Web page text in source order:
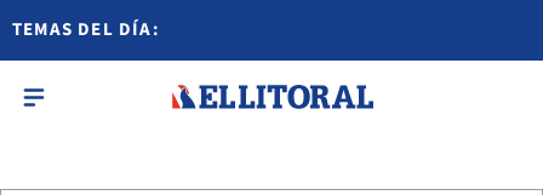
TEMAS DEL DÍA: